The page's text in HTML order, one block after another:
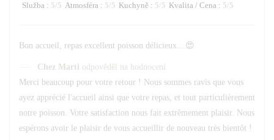
Služba : 5/5 Atmosféra : 5/5 Kuchyně : 5/5 Kvalita / Cena : 5/5
Bon accueil, repas excellent poisson délicieux…😍
Chez Marti odpověděl na hodnocení
Merci beaucoup pour votre retour ! Nous sommes ravis que vous
ayez apprécié l'accueil ainsi que votre repas, et tout particulièrement
notre poisson. Votre satisfaction nous fait extrêmement plaisir. Nous
espérons avoir le plaisir de vous accueillir de nouveau très bientôt !